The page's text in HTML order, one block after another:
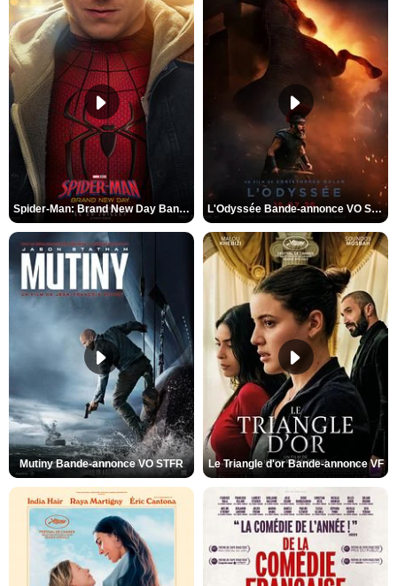
Spider-Man: Brand New Day Bande-annonce VO STFR L'Odyssée Bande-annonce VO STFR
Mutiny Bande-annonce VO STFR Le Triangle d'or Bande-annonce VF